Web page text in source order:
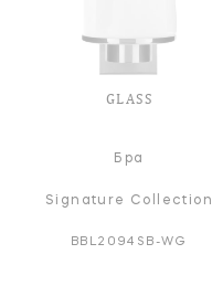
GLASS
Бра
Signature Collection
BBL2094SB-WG